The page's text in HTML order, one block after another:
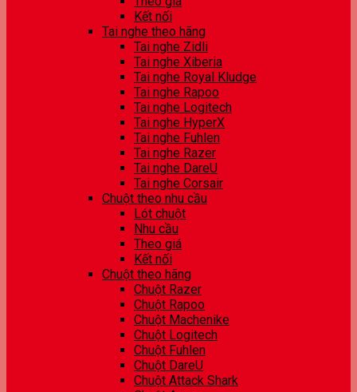
Kết nối
Tai nghe theo hãng
Tai nghe Zidli
Tai nghe Xiberia
Tai nghe Royal Kludge
Tai nghe Rapoo
Tai nghe Logitech
Tai nghe HyperX
Tai nghe Fuhlen
Tai nghe Razer
Tai nghe DareU
Tai nghe Corsair
Chuột theo nhu cầu
Lót chuột
Nhu cầu
Theo giá
Kết nối
Chuột theo hãng
Chuột Razer
Chuột Rapoo
Chuột Machenike
Chuột Logitech
Chuột Fuhlen
Chuột DareU
Chuột Attack Shark